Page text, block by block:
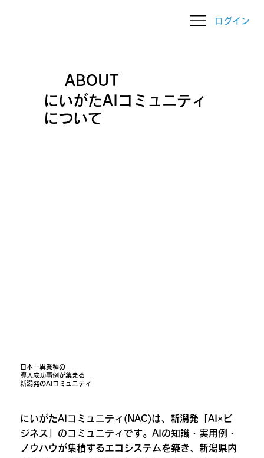
ログイン
日本一異業種の
導入成功事例が集まる
新潟発のAIコミュニティ
にいがたAIコミュニティ(NAC)は、新潟発「AI×ビ
ジネス」のコミュニティです。AIの知識・実用例・
ノウハウが集積するエコシステムを築き、 新潟県内
ABOUT
にいがたAIコミュニティ
について